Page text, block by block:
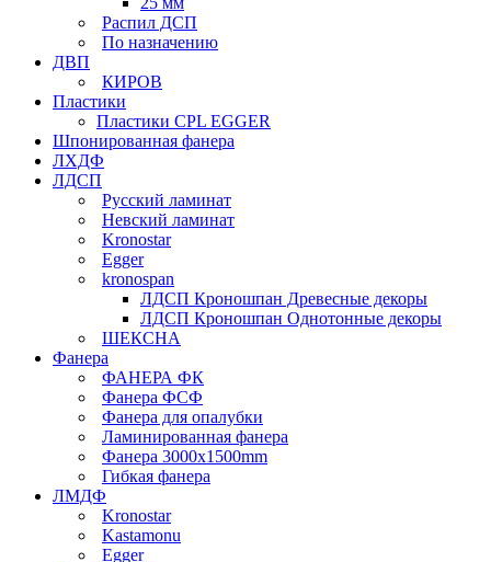
Распил ДСП
По назначению
ДВП
КИРОВ
Пластики
Пластики CPL EGGER
Шпонированная фанера
ЛХДФ
ЛДСП
Русский ламинат
Невский ламинат
Kronostar
Egger
kronospan
ЛДСП Кроношпан Древесные декоры
ЛДСП Кроношпан Однотонные декоры
ШЕКСНА
Фанера
ФАНЕРА ФК
Фанера ФСФ
Фанера для опалубки
Ламинированная фанера
Фанера 3000х1500mm
Гибкая фанера
ЛМДФ
Kronostar
Kastamonu
Egger